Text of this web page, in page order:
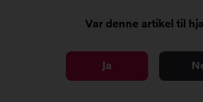
Var denne artikel til
Ja